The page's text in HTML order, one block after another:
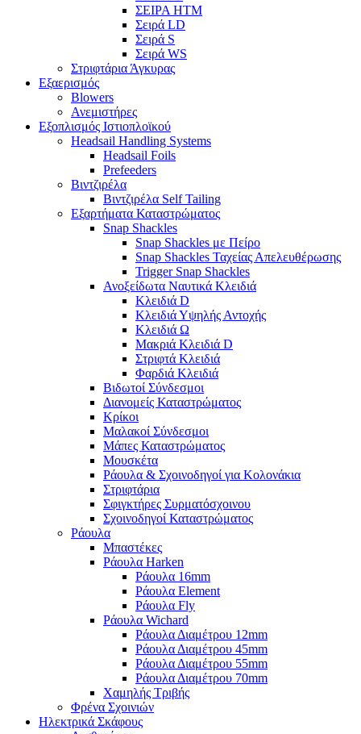
ΣΕΙΡΑ HTM
Σειρά LD
Σειρά S
Σειρά WS
Στριφτάρια Άγκυρας
Εξαερισμός
Blowers
Ανεμιστήρες
Εξοπλισμός Ιστιοπλοϊκού
Headsail Handling Systems
Headsail Foils
Prefeeders
Βιντζιρέλα
Βιντζιρέλα Self Tailing
Εξαρτήματα Καταστρώματος
Snap Shackles
Snap Shackles με Πείρο
Snap Shackles Ταχείας Απελευθέρωσης
Trigger Snap Shackles
Ανοξείδωτα Ναυτικά Κλειδιά
Κλειδιά D
Κλειδιά Υψηλής Αντοχής
Κλειδιά Ω
Μακριά Κλειδιά D
Στριφτά Κλειδιά
Φαρδιά Κλειδιά
Βιδωτοί Σύνδεσμοι
Διανομείς Καταστρώματος
Κρίκοι
Μαλακοί Σύνδεσμοι
Μάπες Καταστρώματος
Μουσκέτα
Ράουλα & Σχοινοδηγοί για Κολονάκια
Στριφτάρια
Σφιγκτήρες Συρματόσχοινου
Σχοινοδηγοί Καταστρώματος
Ράουλα
Μπαστέκες
Ράουλα Harken
Ράουλα 16mm
Ράουλα Element
Ράουλα Fly
Ράουλα Wichard
Ράουλα Διαμέτρου 12mm
Ράουλα Διαμέτρου 45mm
Ράουλα Διαμέτρου 55mm
Ράουλα Διαμέτρου 70mm
Χαμηλής Τριβής
Φρένα Σχοινιών
Ηλεκτρικά Σκάφους